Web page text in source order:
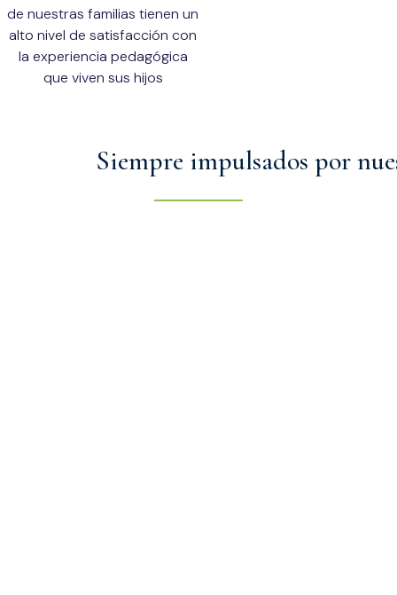
de nuestras familias tienen un
alto nivel de satisfacción con
la experiencia pedagógica
que viven sus hijos
Siempre impulsados por